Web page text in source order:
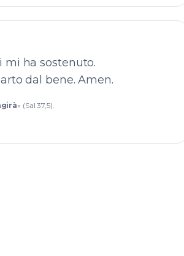
mi ha sostenuto.
dal bene. Amen.
» (Sal 37,5).